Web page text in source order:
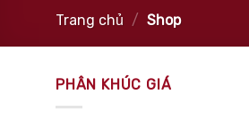
Trang chủ / Shop
PHÂN KHÚC GIÁ